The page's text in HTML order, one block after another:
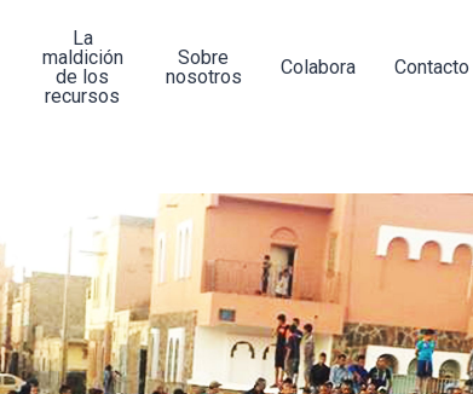
La
maldición
de los
recursos
Sobre
nosotros
Colabora Contacto